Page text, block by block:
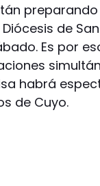
de
Es por
habrá
de Cuyo.